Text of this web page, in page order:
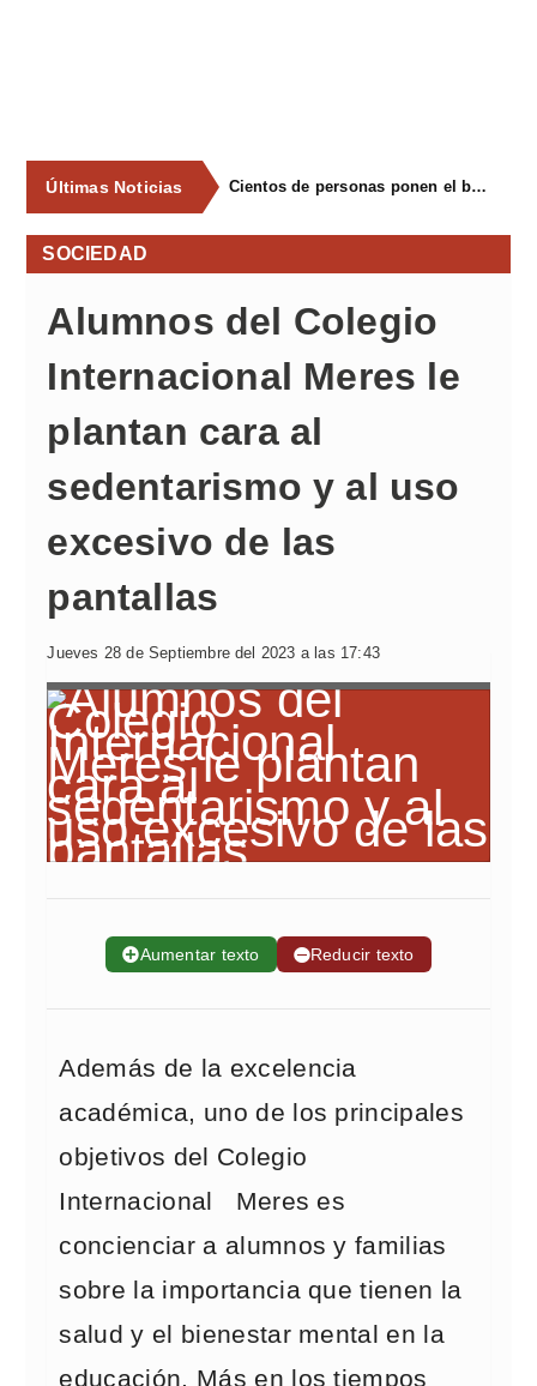
Últimas Noticias Cientos de personas ponen el broche final a las fiestas de La Salud de Lieres con la tradicional merienda
SOCIEDAD
Alumnos del Colegio
Internacional Meres le
plantan cara al
sedentarismo y al uso
excesivo de las
pantallas
Jueves 28 de Septiembre del 2023 a las 17:43
➕Aumentar texto ➖Reducir texto
Además de la excelencia
académica, uno de los principales
objetivos del Colegio
Internacional Meres es
concienciar a alumnos y familias
sobre la importancia que tienen la
salud y el bienestar mental en la
educación. Más en los tiempos